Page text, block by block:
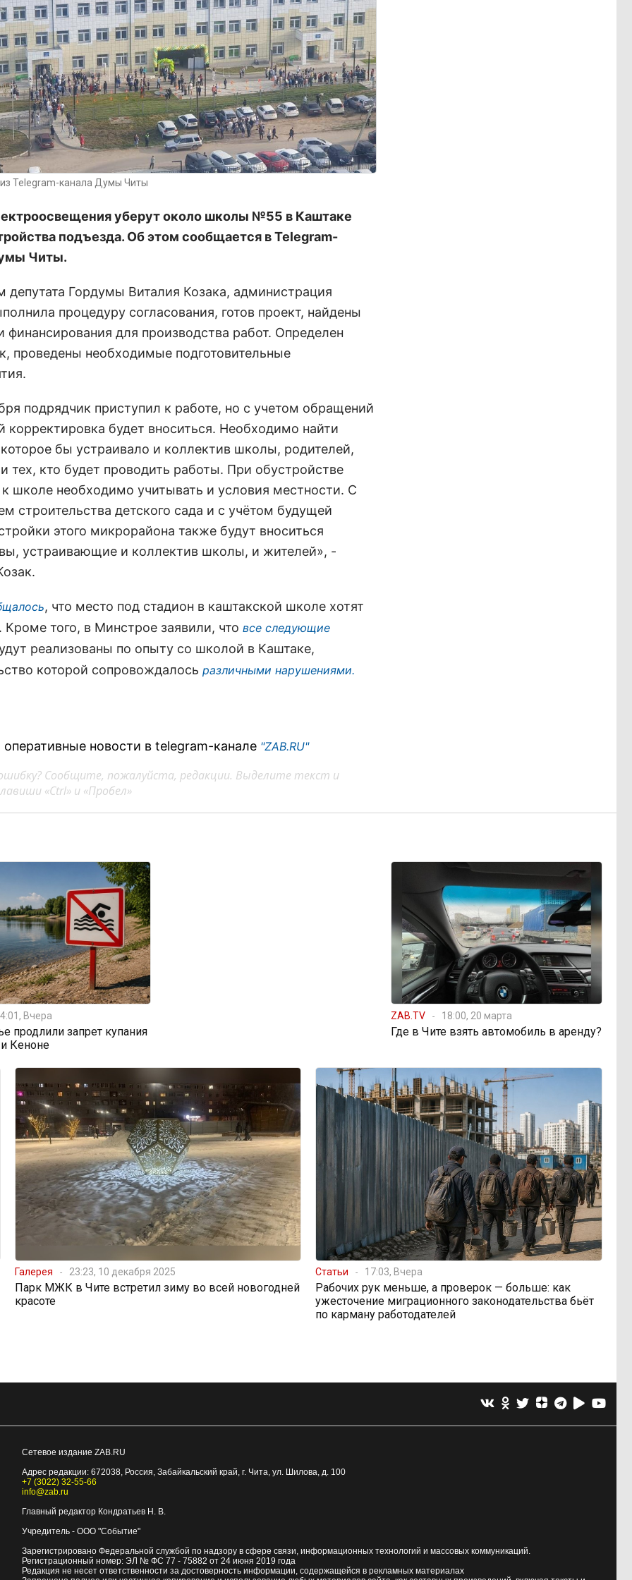
Telegram-канала Думы Читы
уберут около школы №55 в Каштаке
подъезда. Об этом сообщается в Telegram-
Читы.
депутата Гордумы Виталия Козака, администрация
процедуру согласования, готов проект, найдены
финансирования для производства работ. Определен
проведены необходимые подготовительные
подрядчик приступил к работе, но с учетом обращений
корректировка будет вноситься. Необходимо найти
бы устраивало и коллектив школы, родителей,
тех, кто будет проводить работы. При обустройстве
школе необходимо учитывать и условия местности. С
строительства детского сада и с учётом будущей
этого микрорайона также будут вноситься
устраивающие и коллектив школы, и жителей», -
, что место под стадион в каштакской школе хотят
Кроме того, в Минстрое заявили, что все следующие
реализованы по опыту со школой в Каштаке,
которой сопровождалось различными нарушениями.
новости в telegram-канале "ZAB.RU"
Сообщите, пожалуйста, редакции. Выделите текст и
«Ctrl» и «Пробел»
Вчера
продлили запрет купания
Кеноне
ZAB.TV 18:00, 20 марта
Где в Чите взять автомобиль в аренду?
Галерея 23:23, 10 декабря 2025
Парк МЖК в Чите встретил зиму во всей новогодней
красоте
Статьи 17:03, Вчера
Рабочих рук меньше, а проверок — больше: как
ужесточение миграционного законодательства бьёт
по карману работодателей
Сетевое издание ZAB.RU
Адрес редакции: 672038, Россия, Забайкальский край, г. Чита, ул. Шилова, д. 100
+7 (3022) 32-55-66
info@zab.ru
Главный редактор Кондратьев Н. В.
Учредитель - ООО "Событие"
Зарегистрировано Федеральной службой по надзору в сфере связи, информационных технологий и массовых коммуникаций.
Регистрационный номер: ЭЛ № ФС 77 - 75882 от 24 июня 2019 года
Редакция не несет ответственности за достоверность информации, содержащейся в рекламных материалах